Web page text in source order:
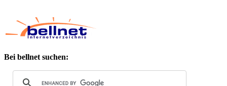
Bei bellnet suchen: